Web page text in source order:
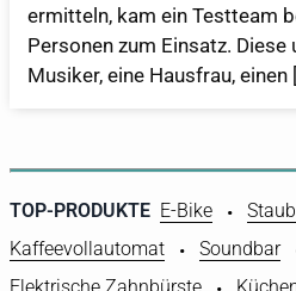
ermitteln, kam ein Testteam
Personen zum Einsatz.
Musiker, eine Hausfrau, einen
TOP-PRODUKTE E-Bike
Kaffeevollautomat
Soundbar